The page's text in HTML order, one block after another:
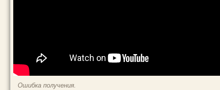
Ошибка получения.